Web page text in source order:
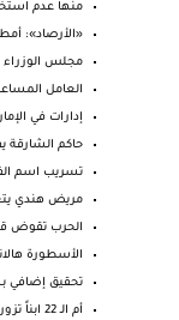
منها عدم
«الأرصاد»:
مجلس الوزراء
العامل
إدارات في
حاكم الشارقة
تسريب اسم
مريض هندي
الحرب تقوض
الأسطورة
تحقيق إضافي
أم الـ 22 ابناً تزور دبي: مدينة نظيفة بصورة لا تصدق